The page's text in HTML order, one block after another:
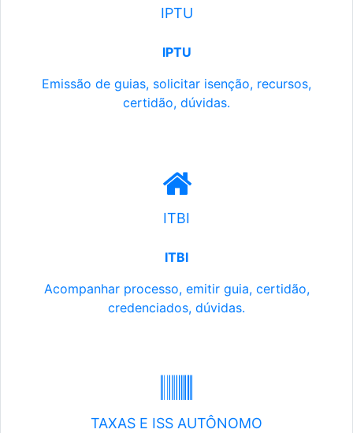
IPTU
IPTU
Emissão de guias, solicitar isenção, recursos,
certidão, dúvidas.
ITBI
ITBI
Acompanhar processo, emitir guia, certidão,
credenciados, dúvidas.
TAXAS E ISS AUTÔNOMO